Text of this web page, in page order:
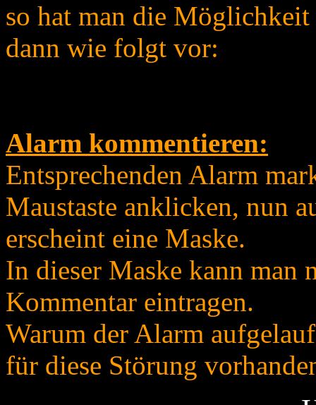
so hat man die
dann wie folgt vor:
Alarm kommentieren:
Entsprechenden Alarm
Maustaste anklicken, nun
erscheint eine Maske.
In dieser Maske kann man
Kommentar eintragen.
Warum der Alarm
für diese Störung